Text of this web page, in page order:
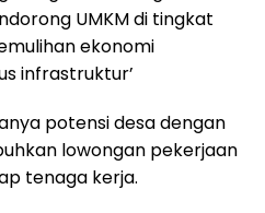
UMKM di tingkat
ekonomi
infrastruktur’
potensi desa dengan
lowongan pekerjaan
tenaga kerja.